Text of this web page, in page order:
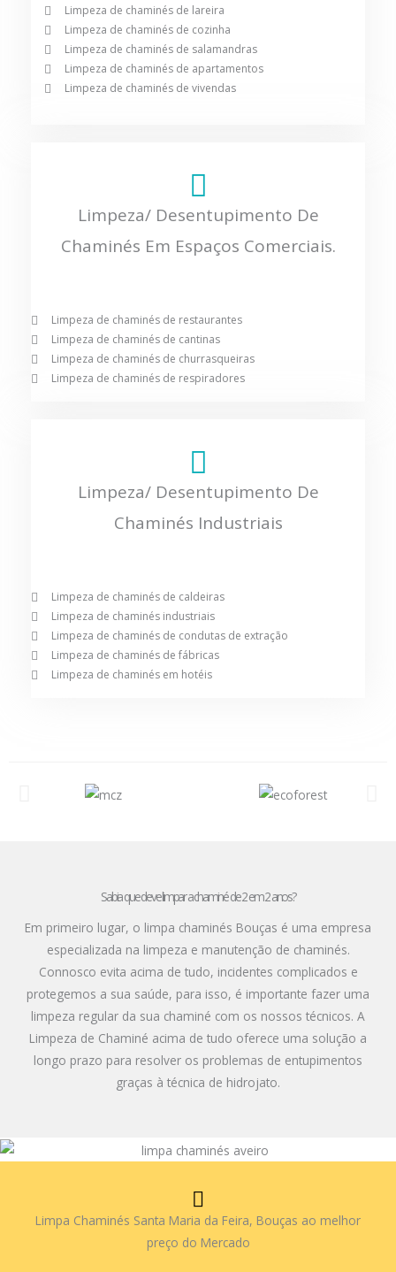
Limpeza de chaminés de lareira
Limpeza de chaminés de cozinha
Limpeza de chaminés de salamandras
Limpeza de chaminés de apartamentos
Limpeza de chaminés de vivendas
Limpeza/ Desentupimento De
Chaminés Em Espaços Comerciais.
Limpeza de chaminés de restaurantes
Limpeza de chaminés de cantinas
Limpeza de chaminés de churrasqueiras
Limpeza de chaminés de respiradores
Limpeza/ Desentupimento De
Chaminés Industriais
Limpeza de chaminés de caldeiras
Limpeza de chaminés industriais
Limpeza de chaminés de condutas de extração
Limpeza de chaminés de fábricas
Limpeza de chaminés em hotéis
Sabia que deve limpar a chaminé de 2 em 2 anos?
Em primeiro lugar, o limpa chaminés Bouças é uma empresa
especializada na limpeza e manutenção de chaminés.
Connosco evita acima de tudo, incidentes complicados e
protegemos a sua saúde, para isso, é importante fazer uma
limpeza regular da sua chaminé com os nossos técnicos. A
Limpeza de Chaminé acima de tudo oferece uma solução a
longo prazo para resolver os problemas de entupimentos
graças à técnica de hidrojato.
Limpa Chaminés Santa Maria da Feira, Bouças ao melhor
preço do Mercado